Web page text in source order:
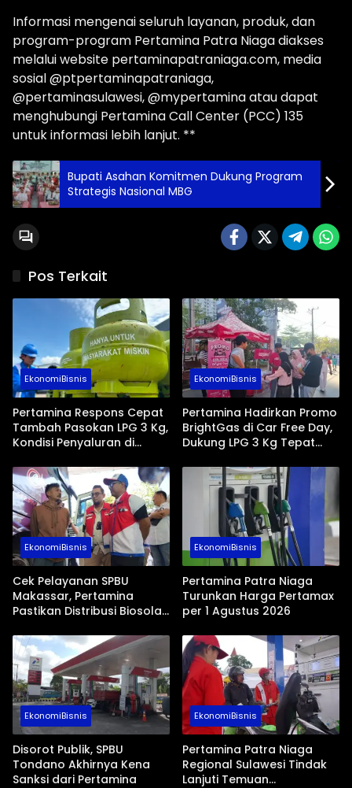
Informasi mengenai seluruh layanan, produk, dan
program-program Pertamina Patra Niaga diakses
melalui website pertaminapatraniaga.com, media
sosial @ptpertaminapatraniaga,
@pertaminasulawesi, @mypertamina atau dapat
menghubungi Pertamina Call Center (PCC) 135
untuk informasi lebih lanjut. **
Bupati Asahan Komitmen Dukung Program
Strategis Nasional MBG
Pos Terkait
EkonomiBisnis
Pertamina Respons Cepat
Tambah Pasokan LPG 3 Kg,
Kondisi Penyaluran di
Berlangsung Kondusif
EkonomiBisnis
Pertamina Hadirkan Promo
BrightGas di Car Free Day,
Dukung LPG 3 Kg Tepat
EkonomiBisnis
Cek Pelayanan SPBU
Makassar, Pertamina
Pastikan Distribusi Biosolar
EkonomiBisnis
Pertamina Patra Niaga
Turunkan Harga Pertamax
per 1 Agustus 2026
EkonomiBisnis
Disorot Publik, SPBU
Tondano Akhirnya Kena
Sanksi dari Pertamina
EkonomiBisnis
Pertamina Patra Niaga
Regional Sulawesi Tindak
Lanjuti Temuan